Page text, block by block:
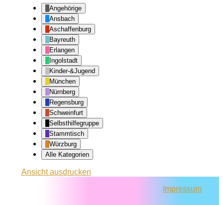
Angehörige
Ansbach
Aschaffenburg
Bayreuth
Erlangen
Ingolstadt
Kinder-&Jugend
München
Nürnberg
Regensburg
Schweinfurt
Selbsthilfegruppe
Stammtisch
Würzburg
Alle Kategorien
Ansichtausdrucken
Impressum